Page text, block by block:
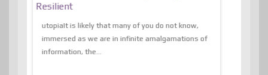
Resilient
utopiaIt is likely that many of you do not know,
immersed as we are in infinite amalgamations of
information, the...